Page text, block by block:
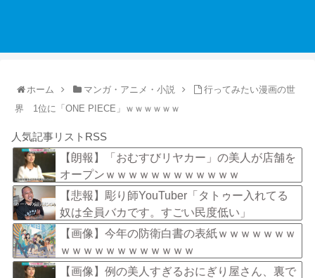
ホーム マンガ・アニメ・小説
行ってみたい漫画の世
界 1位に「ONE PIECE」ｗｗｗｗｗｗ
人気記事リストRSS
【朗報】「おむすびリヤカー」の美人が店舗を
オープンｗｗｗｗｗｗｗｗｗｗｗｗ
【悲報】彫り師YouTuber「タトゥー入れてる
奴は全員バカです。すごい民度低い」
【画像】今年の防衛白書の表紙ｗｗｗｗｗｗｗ
ｗｗｗｗｗｗｗｗｗｗｗｗ
【画像】例の美人すぎるおにぎり屋さん、裏で